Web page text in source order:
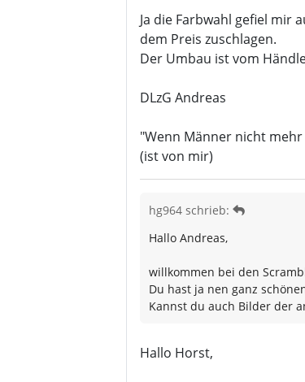
Ja die Farbwahl gefiel mir
dem Preis zuschlagen.
Der Umbau ist vom
DLzG Andreas
"Wenn Männer nicht
(ist von mir)
hg964 schrieb:
Hallo Andreas,
willkommen bei den
Du hast ja nen ganz
Kannst du auch Bilder der
Hallo Horst,